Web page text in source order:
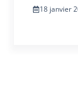
18 janvier